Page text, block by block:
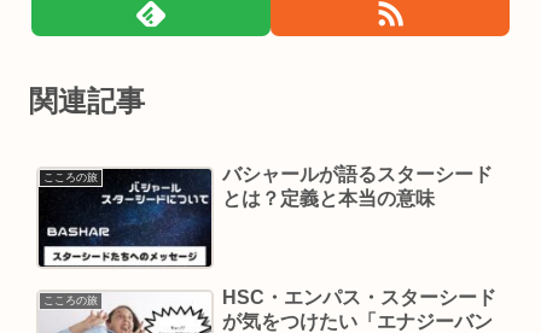
関連記事
こころの旅
バシャールが語るスターシード
とは？定義と本当の意味
こころの旅
HSC・エンパス・スターシード
が気をつけたい「エナジーバン